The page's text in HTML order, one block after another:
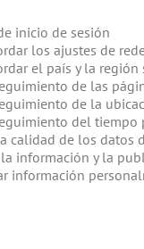
inicio de sesión
los ajustes de
el país y la región
de las
de la
del tiempo
calidad de los datos
información y la
información